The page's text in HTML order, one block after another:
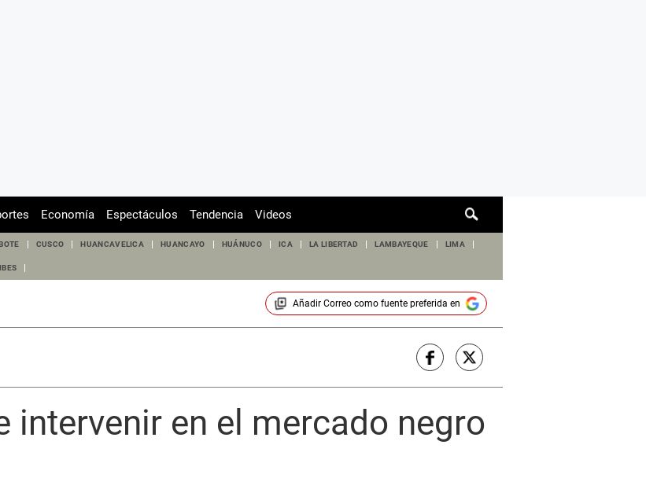
de
Economía Espectáculos Tendencia Videos
CUSCO HUANCAVELICA HUANCAYO HUÁNUCO ICA LA LIBERTAD LAMBAYEQUE LIMA
Añadir Correocomo fuente preferida en
intervenir en el mercado negro